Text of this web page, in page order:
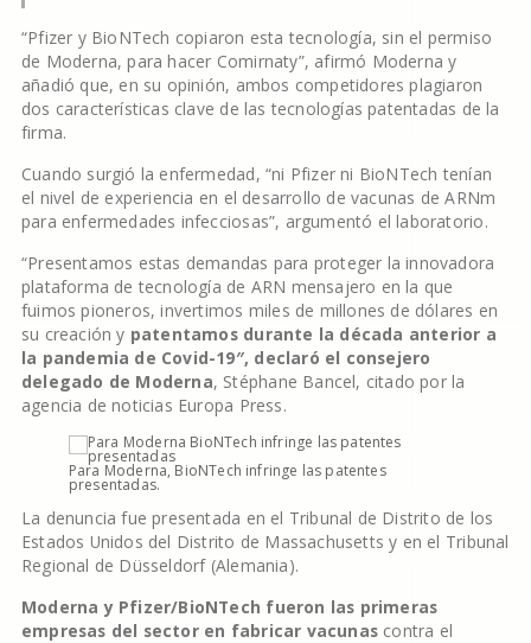
“Pfizer y BioNTech copiaron esta tecnología, sin el permiso
de Moderna, para hacer Comirnaty”, afirmó Moderna y
añadió que, en su opinión, ambos competidores plagiaron
dos características clave de las tecnologías patentadas de la
firma.
Cuando surgió la enfermedad, “ni Pfizer ni BioNTech tenían
el nivel de experiencia en el desarrollo de vacunas de ARNm
para enfermedades infecciosas”, argumentó el laboratorio.
“Presentamos estas demandas para proteger la innovadora
plataforma de tecnología de ARN mensajero en la que
fuimos pioneros, invertimos miles de millones de dólares en
su creación y patentamos durante la década anterior a
la pandemia de Covid-19″, declaró el consejero
delegado de Moderna, Stéphane Bancel, citado por la
agencia de noticias Europa Press.
Para Moderna, BioNTech infringe las patentes
presentadas.
La denuncia fue presentada en el Tribunal de Distrito de los
Estados Unidos del Distrito de Massachusetts y en el Tribunal
Regional de Düsseldorf (Alemania).
Moderna y Pfizer/BioNTech fueron las primeras
empresas del sector en fabricar vacunas contra el